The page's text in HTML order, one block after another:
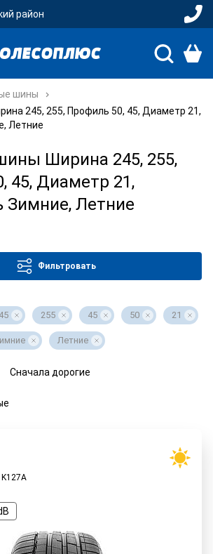
район
шины
245, 255, Профиль 50, 45, Диаметр 21,
Летние
Ширина 245, 255,
45, Диаметр 21,
Зимние, Летние
Фильтровать
255 45 50 21
Летние
Сначала дорогие